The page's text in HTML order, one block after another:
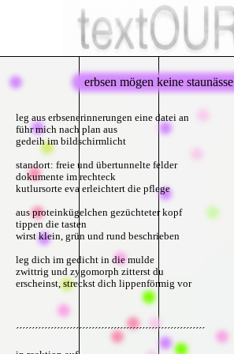
erbsen mögen keine staunässe
leg aus erbsenerinnerungen eine datei an
führ mich nach plan aus
gedeih im bildschirmlicht
standort: freie und übertunnelte felder
dokumente im rechteck
kutlursorte eva erleichtert die pflege
aus proteinkügelchen gezüchteter kopf
tippen die tasten
wirst klein, grün und rund beschrieben
leg dich im gedicht in die mulde
zwittrig und zygomorph zitterst du
erscheinst, streckst dich lippenförmig vor
´´´´´´´´´´´´´´´´´´´´´´´´´´´´´´´´´´´´´´´´´´´´´´´´´´´´´´´´´´´´